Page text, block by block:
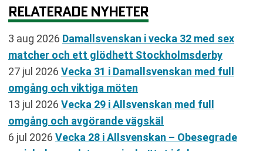
RELATERADE NYHETER
3 aug 2026 Damallsvenskan i vecka 32 med sex
matcher och ett glödhett Stockholmsderby
27 jul 2026 Vecka 31 i Damallsvenskan med full
omgång och viktiga möten
13 jul 2026 Vecka 29 i Allsvenskan med full
omgång och avgörande vägskäl
6 jul 2026 Vecka 28 i Allsvenskan – Obesegrade